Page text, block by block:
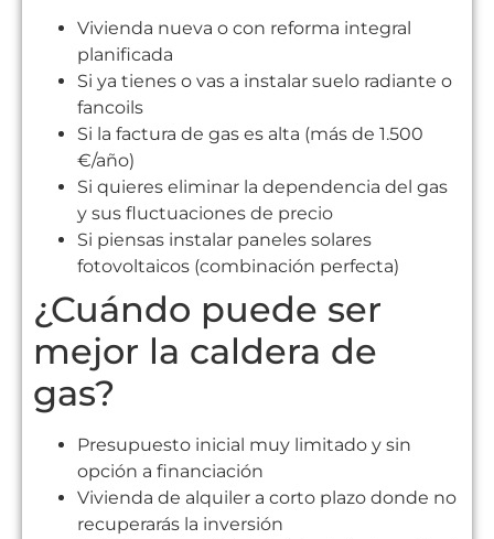
Vivienda nueva o con reforma integral
planificada
Si ya tienes o vas a instalar suelo radiante o
fancoils
Si la factura de gas es alta (más de 1.500
€/año)
Si quieres eliminar la dependencia del gas
y sus fluctuaciones de precio
Si piensas instalar paneles solares
fotovoltaicos (combinación perfecta)
¿Cuándo puede ser
mejor la caldera de
gas?
Presupuesto inicial muy limitado y sin
opción a financiación
Vivienda de alquiler a corto plazo donde no
recuperarás la inversión